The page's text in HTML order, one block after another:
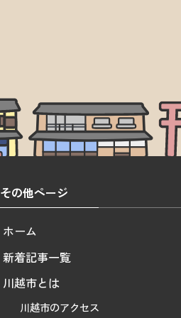
その他ページ
ホーム
新着記事一覧
川越市とは
川越市のアクセス